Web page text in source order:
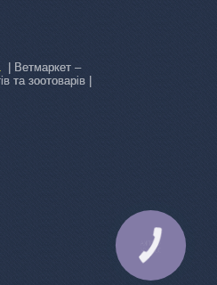
| Ветмаркет –
та зоотоварів |
КНОПКА
ЗВ'ЯЗКУ